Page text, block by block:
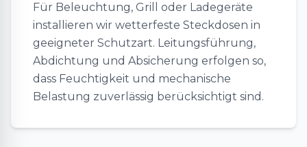
Für Beleuchtung, Grill oder Ladegeräte
installieren wir wetterfeste Steckdosen in
geeigneter Schutzart. Leitungsführung,
Abdichtung und Absicherung erfolgen so,
dass Feuchtigkeit und mechanische
Belastung zuverlässig berücksichtigt sind.